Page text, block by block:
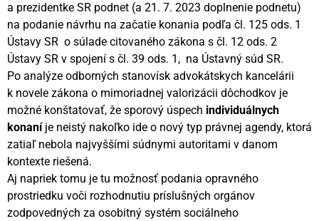
a prezidentke SR podnet (a 21. 7. 2023 doplnenie podnetu)
na podanie návrhu na začatie konania podľa čl. 125 ods. 1
Ústavy SR o súlade citovaného zákona s čl. 12 ods. 2
Ústavy SR v spojení s čl. 39 ods. 1, na Ústavný súd SR.
Po analýze odborných stanovísk advokátskych kancelárii
k novele zákona o mimoriadnej valorizácii dôchodkov je
možné konštatovať, že sporový úspech individuálnych
konaníje neistý nakoľko ide o nový typ právnej agendy, ktorá
zatiaľ nebola najvyššími súdnymi autoritami v danom
kontexte riešená.
Aj napriek tomu je tu možnosť podania opravného
prostriedku voči rozhodnutiu príslušných orgánov
zodpovedných za osobitný systém sociálneho